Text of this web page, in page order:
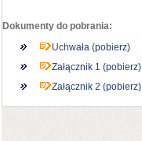
Dokumenty do pobrania:
Uchwała (pobierz)
Załącznik 1 (pobierz)
Załącznik 2 (pobierz)